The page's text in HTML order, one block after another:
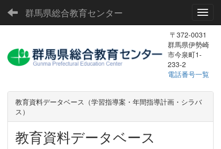
群馬県総合教育センター
〒372-0031
群馬県伊勢崎
市今泉町1-
233-2
電話番号一覧
教育資料データベース（学習指導案・年間指導計画・シラバ
ス）
教育資料データベース